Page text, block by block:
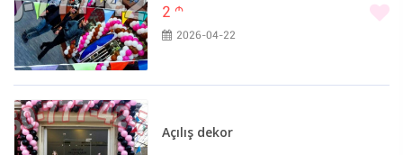
2 m
2026-04-22
Açılış dekor